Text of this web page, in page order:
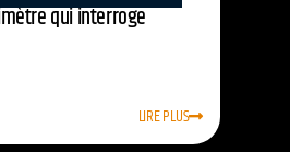
qui interroge
LIRE PLUS